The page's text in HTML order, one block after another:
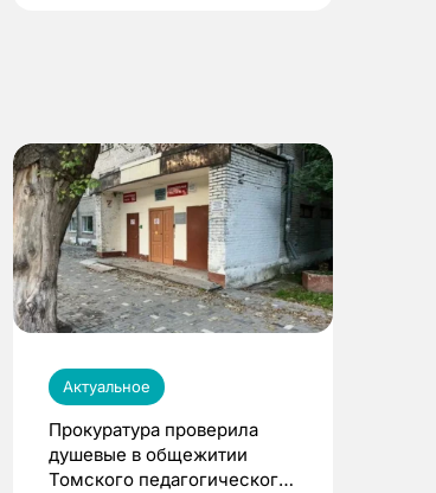
Актуальное
Прокуратура проверила
душевые в общежитии
Томского педагогического